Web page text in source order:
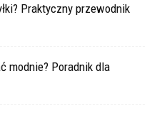
Praktyczny przewodnik
modnie? Poradnik dla